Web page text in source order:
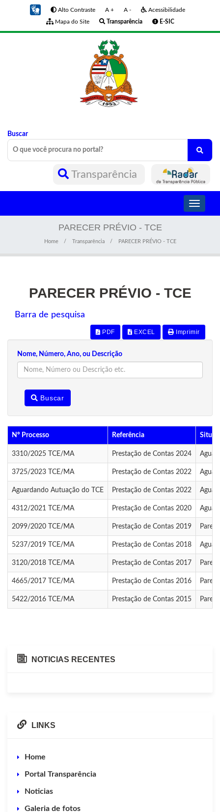
Alto Contraste A + A -
Acessibilidade
Mapa do Site
Transparência E-SIC
Buscar
Transparência
Toggle
PARECER PRÉVIO - TCE
Home Transparência PARECER PRÉVIO - TCE
PARECER PRÉVIO - TCE
Barra de pesquisa
PDF EXCEL Imprimir
Nome, Número, Ano, ou Descrição
Buscar
Nº Processo Referência
3310/2025 TCE/MA Prestação de Contas 2024
3725/2023 TCE/MA Prestação de Contas 2022
Aguardando Autuação do TCE Prestação de Contas 2022
4312/2021 TCE/MA Prestação de Contas 2020
2099/2020 TCE/MA Prestação de Contas 2019
5237/2019 TCE/MA Prestação de Contas 2018
3120/2018 TCE/MA Prestação de Contas 2017
4665/2017 TCE/MA Prestação de Contas 2016
5422/2016 TCE/MA Prestação de Contas 2015
NOTICIAS RECENTES
LINKS
Home
Portal Transparência
Noticias
Galeria de fotos